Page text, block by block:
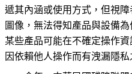
遞其內涵或使用方式，但視
圖像，無法得知產品與設備
某些產品可能在不確定操作
因依賴他人操作而有洩漏隱私